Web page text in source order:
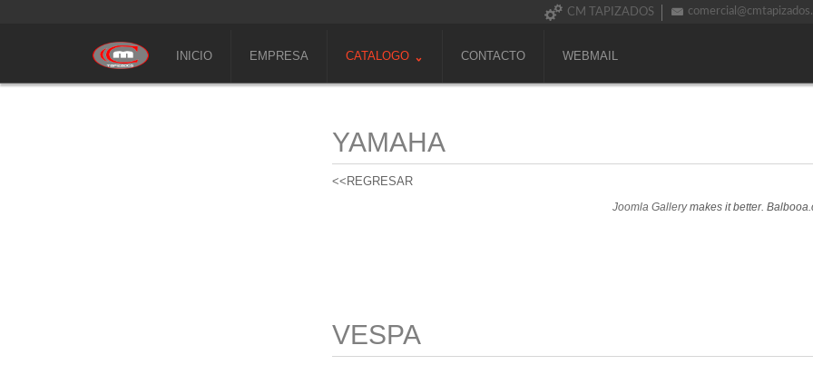
CM TAPIZADOS
INICIO EMPRESA CATALOGO CONTACTO WEBMAIL
YAMAHA
<<REGRESAR
Joomla Gallerymakes it better.
VESPA